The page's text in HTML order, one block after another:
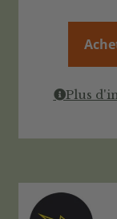
Plus